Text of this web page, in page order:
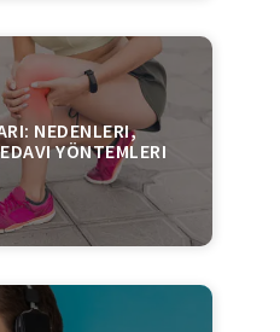
NEDENLERI,
YÖNTEMLERI